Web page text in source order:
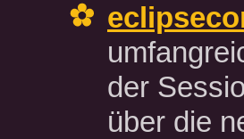
der
über die